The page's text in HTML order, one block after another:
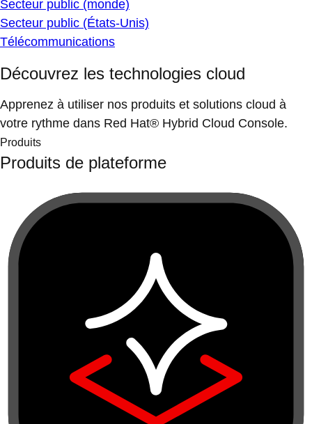
Secteur public (monde)
Secteur public (États-Unis)
Télécommunications
Découvrez les technologies cloud
Apprenez à utiliser nos produits et solutions cloud à
votre rythme dans Red Hat® Hybrid Cloud Console.
Produits
Produits de plateforme